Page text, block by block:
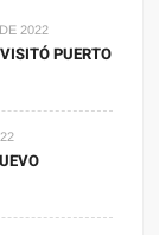
2022
PUERTO